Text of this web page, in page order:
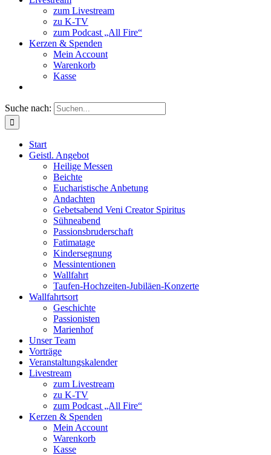
zum Livestream
zu K-TV
zum Podcast „All Fire“
Kerzen & Spenden
Mein Account
Warenkorb
Kasse
Suche nach:
Start
Geistl. Angebot
Heilige Messen
Beichte
Eucharistische Anbetung
Andachten
Gebetsabend Veni Creator Spiritus
Sühneabend
Passionsbruderschaft
Fatimatage
Kindersegnung
Messintentionen
Wallfahrt
Taufen-Hochzeiten-Jubiläen-Konzerte
Wallfahrtsort
Geschichte
Passionisten
Marienhof
Unser Team
Vorträge
Veranstaltungskalender
Livestream
zum Livestream
zu K-TV
zum Podcast „All Fire“
Kerzen & Spenden
Mein Account
Warenkorb
Kasse